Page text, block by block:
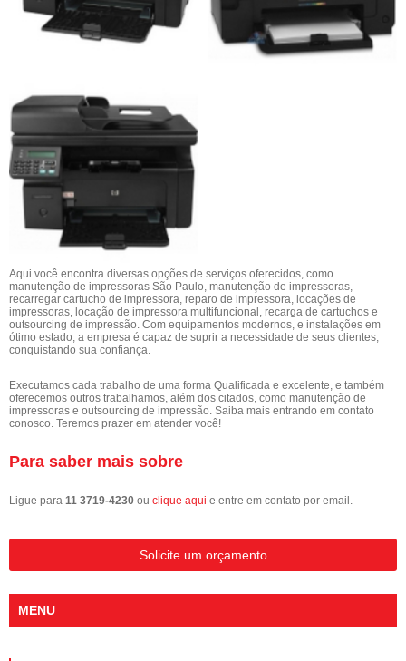
Aqui você encontra diversas opções de serviços oferecidos, como
manutenção de impressoras São Paulo, manutenção de impressoras,
recarregar cartucho de impressora, reparo de impressora, locações de
impressoras, locação de impressora multifuncional, recarga de cartuchos e
outsourcing de impressão. Com equipamentos modernos, e instalações em
ótimo estado, a empresa é capaz de suprir a necessidade de seus clientes,
conquistando sua confiança.
Executamos cada trabalho de uma forma Qualificada e excelente, e também
oferecemos outros trabalhamos, além dos citados, como manutenção de
impressoras e outsourcing de impressão. Saiba mais entrando em contato
conosco. Teremos prazer em atender você!
Para saber mais sobre
Ligue para 11 3719-4230 ou clique aqui e entre em contato por email.
Solicite um orçamento
MENU